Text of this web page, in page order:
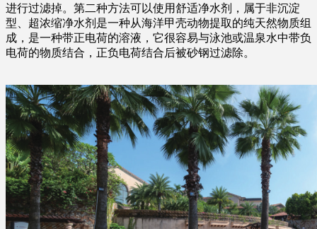
进行过滤掉。第二种方法可以使用舒适净水剂，属于非沉淀
型、超浓缩净水剂是一种从海洋甲壳动物提取的纯天然物质组
成，是一种带正电荷的溶液，它很容易与泳池或温泉水中带负
电荷的物质结合，正负电荷结合后被砂钢过滤除。